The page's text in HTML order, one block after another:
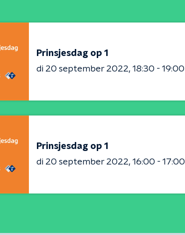
Prinsjesdag op 1
di 20 september 2022 18:30 - 19:00
Prinsjesdag op 1
di 20 september 2022 16:00 - 17:00